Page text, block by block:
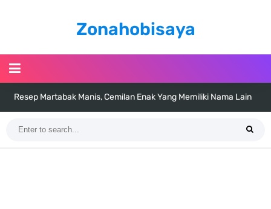
Zonahobisaya
Resep Martabak Manis, Cemilan Enak Yang Memiliki Nama Lain